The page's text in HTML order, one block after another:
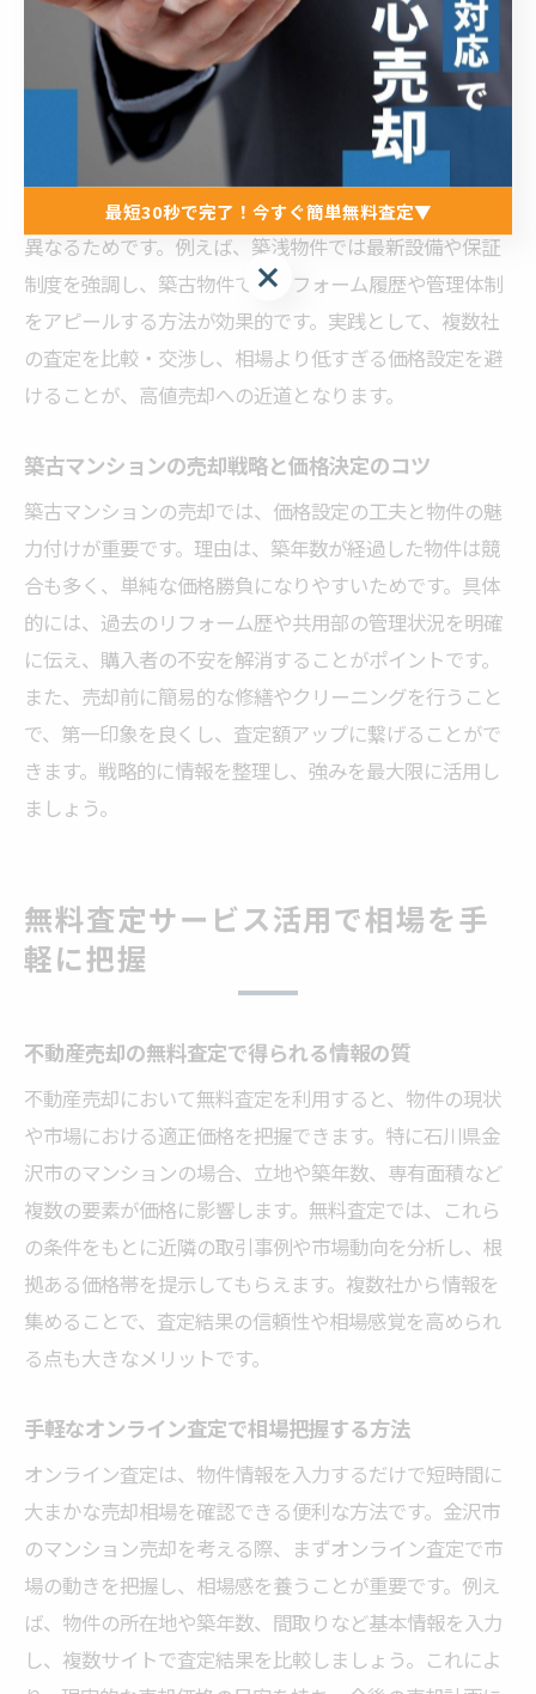
辺環境の利便性を積極的にアピールしましょう。
築年数別の不動産売却で損をしない方法
築年数別に損をしない不動産売却を行うには、物件の特
徴を的確に把握し、適切な売却戦略を立てることが重要
です。理由は、築浅・築古で買い手のニーズや注目点が
異なるためです。例えば、築浅物件では最新設備や保証
制度を強調し、築古物件ではリフォーム履歴や管理体制
をアピールする方法が効果的です。実践として、複数社
の査定を比較・交渉し、相場より低すぎる価格設定を避
けることが、高値売却への近道となります。
築古マンションの売却戦略と価格決定のコツ
築古マンションの売却では、価格設定の工夫と物件の魅
力付けが重要です。理由は、築年数が経過した物件は競
合も多く、単純な価格勝負になりやすいためです。具体
的には、過去のリフォーム歴や共用部の管理状況を明確
に伝え、購入者の不安を解消することがポイントです。
また、売却前に簡易的な修繕やクリーニングを行うこと
で、第一印象を良くし、査定額アップに繋げることがで
きます。戦略的に情報を整理し、強みを最大限に活用し
ましょう。
無料査定サービス活用で相場を手
軽に把握
不動産売却の無料査定で得られる情報の質
不動産売却において無料査定を利用すると、物件の現状
や市場における適正価格を把握できます。特に石川県金
沢市のマンションの場合、立地や築年数、専有面積など
複数の要素が価格に影響します。無料査定では、これら
の条件をもとに近隣の取引事例や市場動向を分析し、根
拠ある価格帯を提示してもらえます。複数社から情報を
集めることで、査定結果の信頼性や相場感覚を高められ
る点も大きなメリットです。
手軽なオンライン査定で相場把握する方法
オンライン査定は、物件情報を入力するだけで短時間に
大まかな売却相場を確認できる便利な方法です。金沢市
のマンション売却を考える際、まずオンライン査定で市
場の動きを把握し、相場感を養うことが重要です。例え
ば、物件の所在地や築年数、間取りなど基本情報を入力
し、複数サイトで査定結果を比較しましょう。これによ
最短30秒で完了！今すぐ簡単無料査定▼
最短30秒で完了！今すぐ簡単無料査定▼